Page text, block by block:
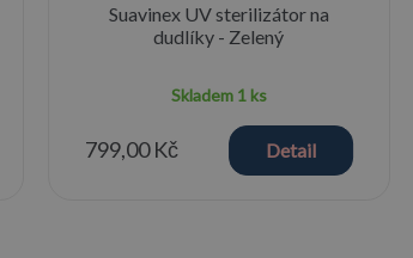
Suavinex UV sterilizátor na
dudlíky - Zelený
Skladem 1 ks
799,00 Kč Detail